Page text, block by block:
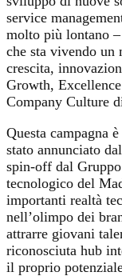
service
molto più lontano
che sta vivendo un
crescita,
Growth,
Company Culture
Questa campagna
stato annunciato
spin-off dal
tecnologico del
importanti realtà
nell’olimpo dei
attrarre giovani
riconosciuta hub
il proprio